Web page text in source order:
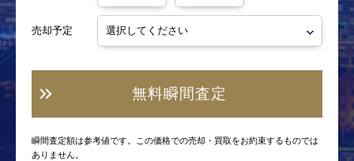
売却予定
無料瞬間査定
瞬間査定額は参考値です。この価格での売却・買取をお約束するものでは
ありません。